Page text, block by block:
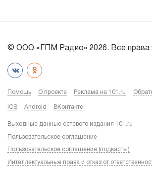
© ООО «ГПМ Радио» 2026. Все
Помощь О проекте Реклама на 101.ru
iOS Android ВКонтакте
Выходные данные сетевого издания 101.ru
Пользовательское соглашение
Пользовательское соглашение (подкасты)
Интеллектуальные права и отказ от